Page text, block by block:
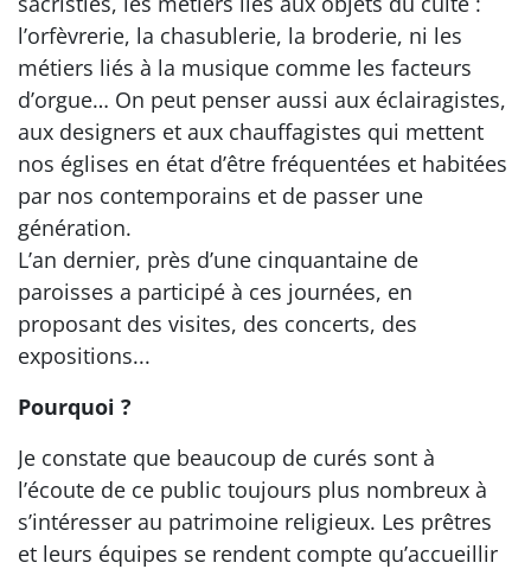
l’orfèvrerie, la chasublerie, la broderie, ni les
métiers liés à la musique comme les facteurs
d’orgue… On peut penser aussi aux éclairagistes,
aux designers et aux chauffagistes qui mettent
nos églises en état d’être fréquentées et habitées
par nos contemporains et de passer une
génération.
L’an dernier, près d’une cinquantaine de
paroisses a participé à ces journées, en
proposant des visites, des concerts, des
expositions...
Pourquoi ?
Je constate que beaucoup de curés sont à
l’écoute de ce public toujours plus nombreux à
s’intéresser au patrimoine religieux. Les prêtres
et leurs équipes se rendent compte qu’accueillir